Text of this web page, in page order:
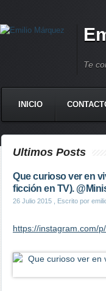
Te
INICIO
Ultimos Posts
Que curioso ver en
ficción en TV).
26 Julio 2015 , Escrito por
https://instagram.com/